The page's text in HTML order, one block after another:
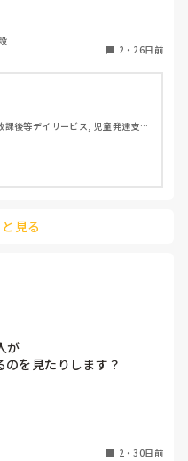
先生は
す笑
壊していくんだと思う。
ない。
い城、なんじゃないかな。
択を間違えているなと、僕
。
見も他の先生からチラホ
どの証拠がありません。
ズい、と思ってくれるでし
2・ 26日前
後等デイサービス, 児童発達支援
見る
が
を見たりします？
たり、
もこの日時短なの？」自
2・30日前